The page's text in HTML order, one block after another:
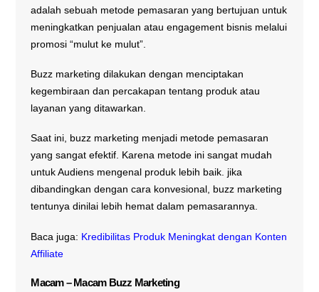
adalah sebuah metode pemasaran yang bertujuan untuk
meningkatkan penjualan atau engagement bisnis melalui
promosi “mulut ke mulut”.
Buzz marketing dilakukan dengan menciptakan
kegembiraan dan percakapan tentang produk atau
layanan yang ditawarkan.
Saat ini, buzz marketing menjadi metode pemasaran
yang sangat efektif. Karena metode ini sangat mudah
untuk Audiens mengenal produk lebih baik. jika
dibandingkan dengan cara konvesional, buzz marketing
tentunya dinilai lebih hemat dalam pemasarannya.
Baca juga: Kredibilitas Produk Meningkat dengan Konten
Affiliate
Macam – Macam Buzz Marketing